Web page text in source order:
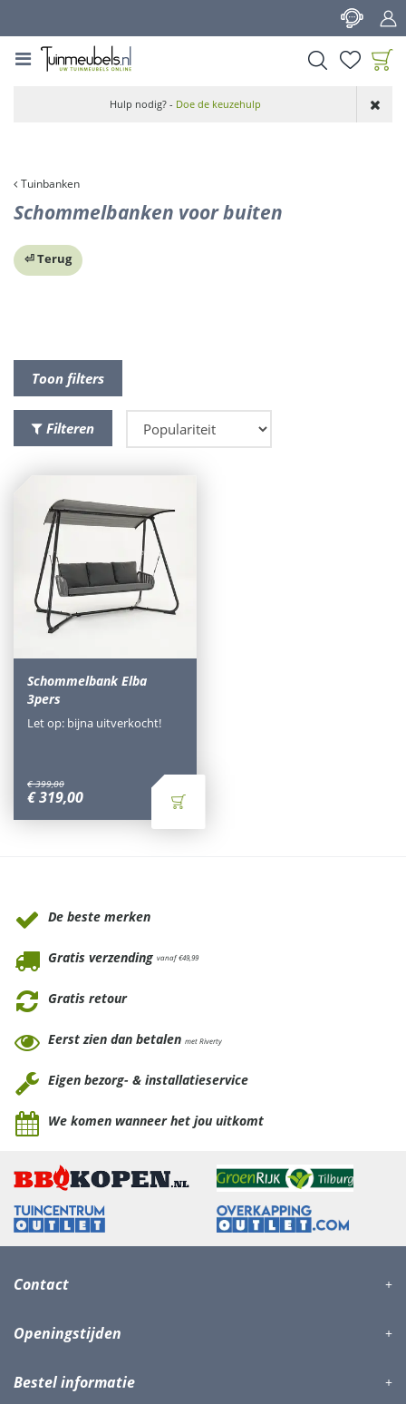
Tuinbanken
aan wensenlijst
Hulp nodig? - Doe de keuzehulp
Schommelbanken voor buiten
⏎ Terug
Toon filters
Filteren
Schommelbank Elba
3pers
€ 399,00
€319,00
Let op: bijna uitverkocht!
De beste merken
Gratis verzending vanaf €49,99
Gratis retour
Eerst zien dan betalen met Riverty
Eigen bezorg- & installatieservice
We komen wanneer het jou uitkomt
Contact
Openingstijden
Bestel informatie